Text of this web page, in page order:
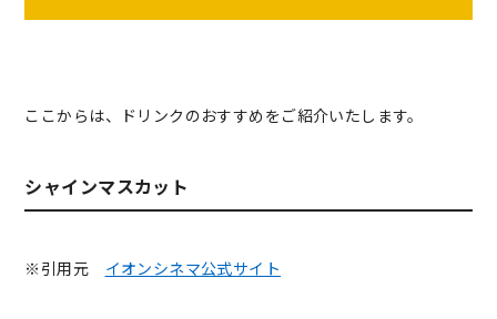
ここからは、ドリンクのおすすめをご紹介いたします。
シャインマスカット
※引用元 イオンシネマ公式サイト